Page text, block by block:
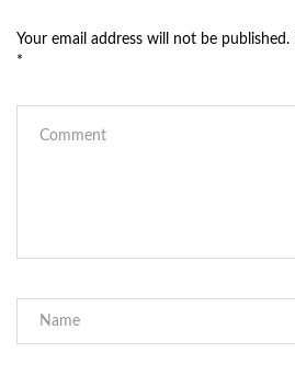
Your email address will not be published.
*